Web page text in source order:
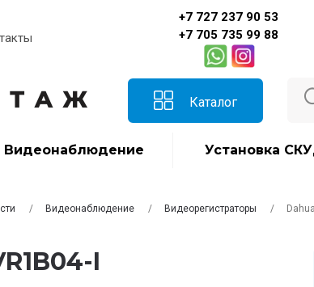
+7 727 237 90 53
+7 705 735 99 88
Каталог
Видеонаблюдение Установка
Видеонаблюдение Видеорегистраторы
I